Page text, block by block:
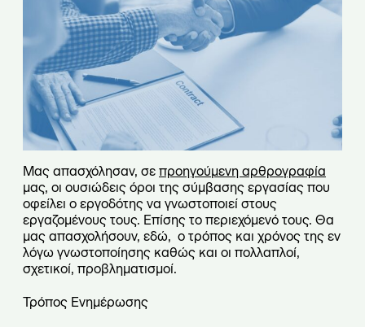
Μας απασχόλησαν, σε προηγούμενη αρθρογραφία
μας, οι ουσιώδεις όροι της σύμβασης εργασίας που
οφείλει ο εργοδότης να γνωστοποιεί στους
εργαζομένους τους. Επίσης το περιεχόμενό τους. Θα
μας απασχολήσουν, εδώ, ο τρόπος και χρόνος της εν
λόγω γνωστοποίησης καθώς και οι πολλαπλοί,
σχετικοί, προβληματισμοί.
Τρόπος Ενημέρωσης